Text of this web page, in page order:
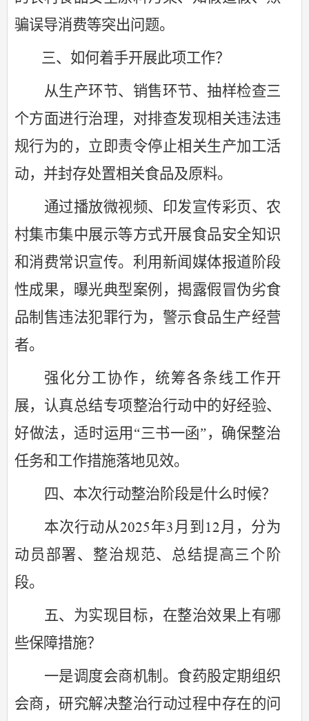
骗误导消费等突出问题。
三、如何着手开展此项工作？
从生产环节、销售环节、抽样检查三
个方面进行治理，对排查发现相关违法违
规行为的，立即责令停止相关生产加工活
动，并封存处置相关食品及原料。
通过播放微视频、印发宣传彩页、农
村集市集中展示等方式开展食品安全知识
和消费常识宣传。利用新闻媒体报道阶段
性成果，曝光典型案例，揭露假冒伪劣食
品制售违法犯罪行为，警示食品生产经营
者。
强化分工协作，统筹各条线工作开
展，认真总结专项整治行动中的好经验、
好做法，适时运用 “三书一函”，确保整治
任务和工作措施落地见效。
四、本次行动整治阶段是什么时候？
本次行动从2025年3 月到 12月，分为
动员部署、整治规范、总结提高三个阶
段。
五、为实现目标，在整治效果上有哪
些保障措施？
一是调度会商机制。食药股定期组织
会商，研究解决整治行动过程中存在的问